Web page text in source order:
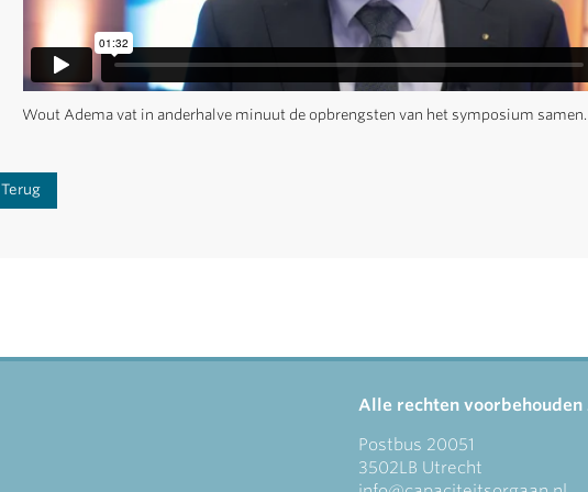
Wout Adema vat in anderhalve minuut de opbrengsten van het symposium samen.
Terug
Alle rechten voorbehouden
Postbus 20051
3502LB Utrecht